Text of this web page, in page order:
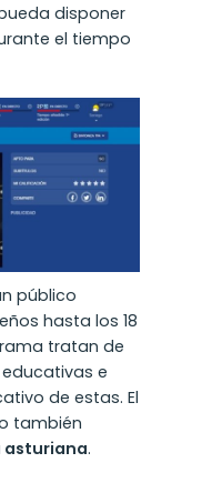
disponer
el tiempo
público
hasta los 18
tratan de
e
de estas. El
también
asturiana.